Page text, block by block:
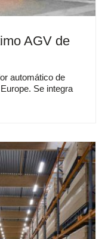
AGV de
automático de
Se integra